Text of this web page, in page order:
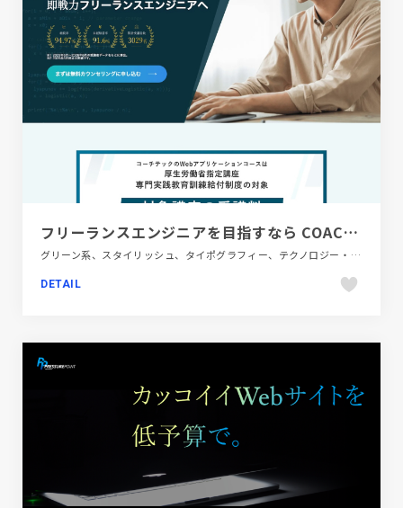
フリーランスエンジニアを目指すなら COACHTECH | プログラミングスクール
グリーン系、スタイリッシュ、タイポグラフィー、テクノロジー・サイエンス、ブランド・サービスサイト、教育・学校
DETAIL